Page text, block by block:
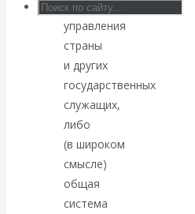
Искусственный
интеллект —
революционный
переход к
посткапитализму
государственного
управления
страны
и других
государственных
служащих,
либо
(в широком
смысле)
общая
система